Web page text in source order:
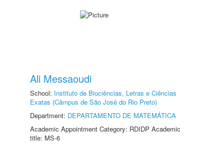
Ali Messaoudi
School: Instituto de Biociências, Letras e Ciências
Exatas (Câmpus de São José do Rio Preto)
Department: DEPARTAMENTO DE MATEMÁTICA
Academic Appointment Category: RDIDP Academic
title: MS-6